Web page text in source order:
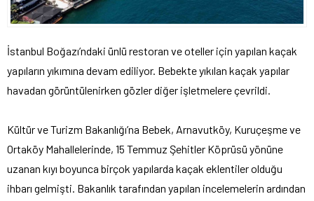
İstanbul Boğazı’ndaki ünlü restoran ve oteller için yapılan kaçak
yapıların yıkımına devam ediliyor. Bebekte yıkılan kaçak yapılar
havadan görüntülenirken gözler diğer işletmelere çevrildi.
Kültür ve Turizm Bakanlığı’na Bebek, Arnavutköy, Kuruçeşme ve
Ortaköy Mahallelerinde, 15 Temmuz Şehitler Köprüsü yönüne
uzanan kıyı boyunca birçok yapılarda kaçak eklentiler olduğu
ihbarı gelmişti. Bakanlık tarafından yapılan incelemelerin ardından